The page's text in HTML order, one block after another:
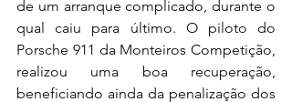
de um arranque complicado, durante o
qual caiu para último. O piloto do
Porsche 911 da Monteiros Competição,
realizou uma boa recuperação,
beneficiando ainda da penalização dos